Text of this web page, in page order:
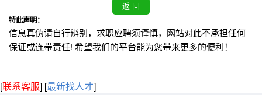
特此声明：
信息真伪请自行辨别，求职应聘须谨慎，网站对此不承担任何
保证或连带责任! 希望我们的平台能为您带来更多的便利！
[联系客服] [最新找人才]